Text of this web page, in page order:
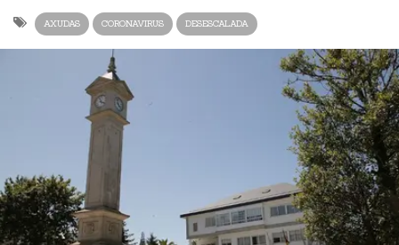
AXUDAS CORONAVIRUS DESESCALADA